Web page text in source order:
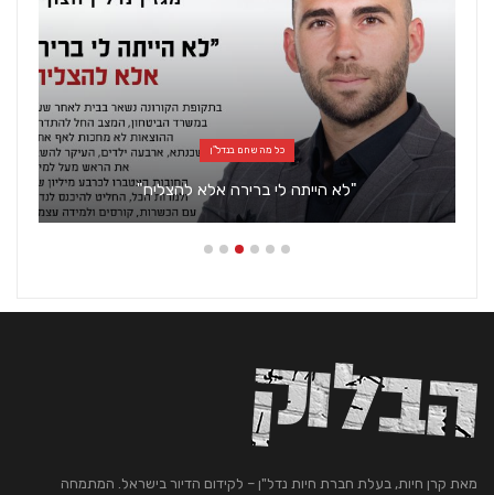
כל מה שחם בנדל"ן
"לא הייתה לי ברירה אלא להצליח"
מאת קרן חיות, בעלת חברת חיות נדל"ן – לקידום הדיור בישראל. המתמחה